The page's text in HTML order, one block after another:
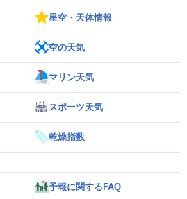
星空・天体情報
空の天気
マリン天気
スポーツ天気
乾燥指数
予報に関するFAQ